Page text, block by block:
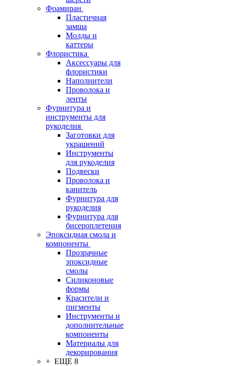
Фоамиран
Пластичная
замша
Молды и
каттеры
Флористика
Аксессуары для
флористики
Наполнители
Проволока и
ленты
Фурнитура и
инструменты для
рукоделия
Заготовки для
украшений
Инструменты
для рукоделия
Подвески
Проволока и
канитель
Фурнитура для
рукоделия
Фурнитура для
бисероплетения
Эпоксидная смола и
компоненты
Прозрачные
эпоксидные
смолы
Силиконовые
формы
Красители и
пигменты
Инструменты и
дополнительные
компоненты
Материалы для
декорирования
+ ЕЩЕ 8